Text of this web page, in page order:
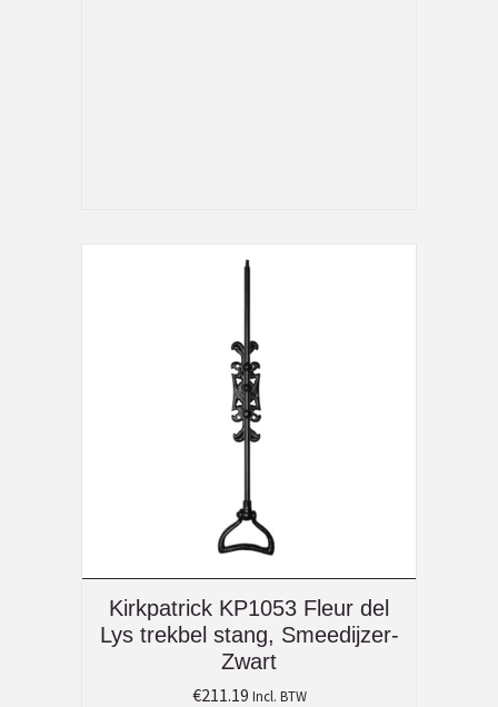
Kirkpatrick KP1053 Fleur del
Lys trekbel stang, Smeedijzer-
Zwart
€211.19 Incl. BTW